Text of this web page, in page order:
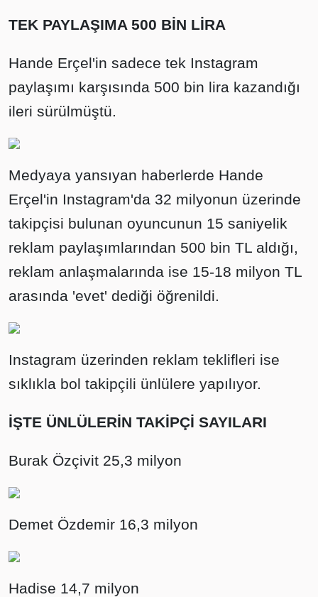
TEK PAYLAŞIMA 500 BİN LİRA
Hande Erçel'in sadece tek Instagram
paylaşımı karşısında 500 bin lira kazandığı
ileri sürülmüştü.
Medyaya yansıyan haberlerde Hande
Erçel'in Instagram'da 32 milyonun üzerinde
takipçisi bulunan oyuncunun 15 saniyelik
reklam paylaşımlarından 500 bin TL aldığı,
reklam anlaşmalarında ise 15-18 milyon TL
arasında 'evet' dediği öğrenildi.
Instagram üzerinden reklam teklifleri ise
sıklıkla bol takipçili ünlülere yapılıyor.
İŞTE ÜNLÜLERİN TAKİPÇİ SAYILARI
Burak Özçivit 25,3 milyon
Demet Özdemir 16,3 milyon
Hadise 14,7 milyon